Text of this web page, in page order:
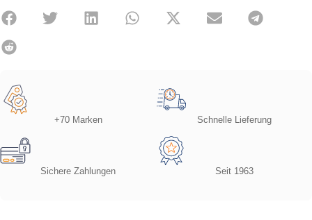
+70 Marken Schnelle Lieferung
Sichere Zahlungen Seit 1963